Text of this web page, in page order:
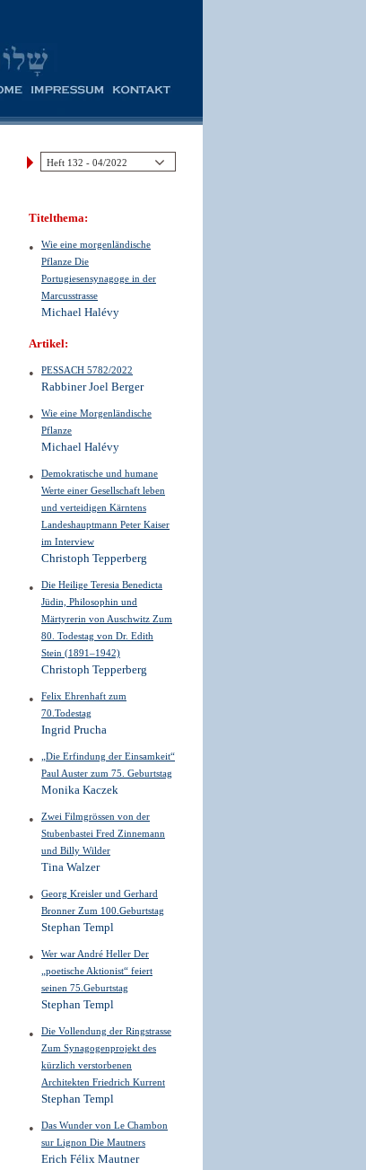
Titelthema:
Wie eine morgenländische
Pflanze Die
Portugiesensynagoge in der
Marcusstrasse
Michael Halévy
Artikel:
PESSACH 5782/2022
Rabbiner Joel Berger
Wie eine Morgenländische
Pflanze
Michael Halévy
Demokratische und humane
Werte einer Gesellschaft leben
und verteidigen Kärntens
Landeshauptmann Peter Kaiser
im Interview
Christoph Tepperberg
Die Heilige Teresia Benedicta
Jüdin, Philosophin und
Märtyrerin von Auschwitz Zum
80. Todestag von Dr. Edith
Stein (1891–1942)
Christoph Tepperberg
Felix Ehrenhaft zum
70.Todestag
Ingrid Prucha
„Die Erfindung der Einsamkeit“
Paul Auster zum 75. Geburtstag
Monika Kaczek
Zwei Filmgrössen von der
Stubenbastei Fred Zinnemann
und Billy Wilder
Tina Walzer
Georg Kreisler und Gerhard
Bronner Zum 100.Geburtstag
Stephan Templ
Wer war André Heller Der
„poetische Aktionist“ feiert
seinen 75.Geburtstag
Stephan Templ
Die Vollendung der Ringstrasse
Zum Synagogenprojekt des
kürzlich verstorbenen
Architekten Friedrich Kurrent
Stephan Templ
Das Wunder von Le Chambon
sur Lignon Die Mautners
Erich Félix Mautner